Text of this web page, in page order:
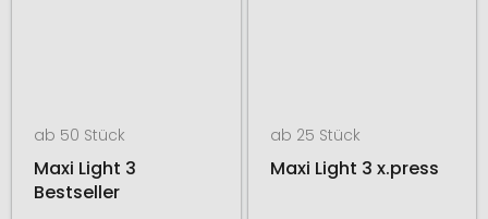
ab 50 Stück
Maxi Light 3
Bestseller
ab 25 Stück
Maxi Light 3 x.press